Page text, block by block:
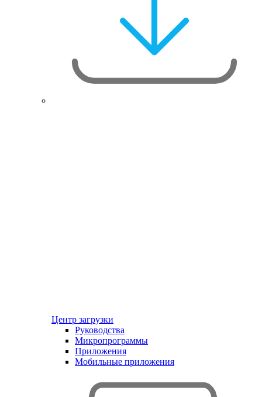
Центр загрузки
Руководства
Микропрограммы
Приложения
Мобильные приложения